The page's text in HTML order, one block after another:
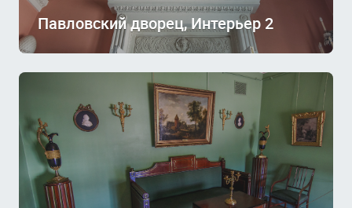
Павловский дворец, Интерьер 2